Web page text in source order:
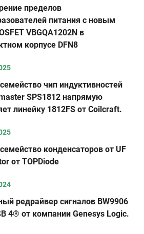
пределов
питания с новым
VBGQA1202N в
корпусе DFN8
чип индуктивностей
SPS1812 напрямую
линейку 1812FS от Coilcraft.
конденсаторов от UF
от TOPDiode
редрайвер сигналов BW9906
4® от компании Genesys Logic.